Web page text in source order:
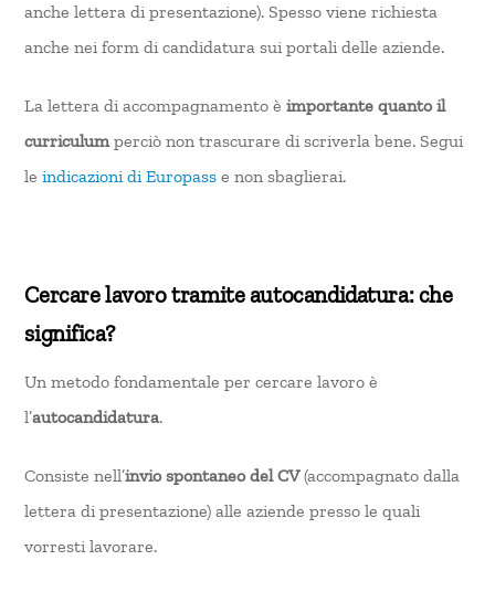
anche lettera di presentazione). Spesso viene richiesta
anche nei form di candidatura sui portali delle aziende.
La lettera di accompagnamento è importante quanto il
curriculumperciò non trascurare di scriverla bene. Segui
leindicazioni di Europass e non sbaglierai.
Cercare lavoro tramite autocandidatura: che
significa?
Un metodo fondamentale per cercare lavoro è
l’autocandidatura.
Consiste nell’invio spontaneo del CV(accompagnato dalla
lettera di presentazione) alle aziende presso le quali
vorresti lavorare.